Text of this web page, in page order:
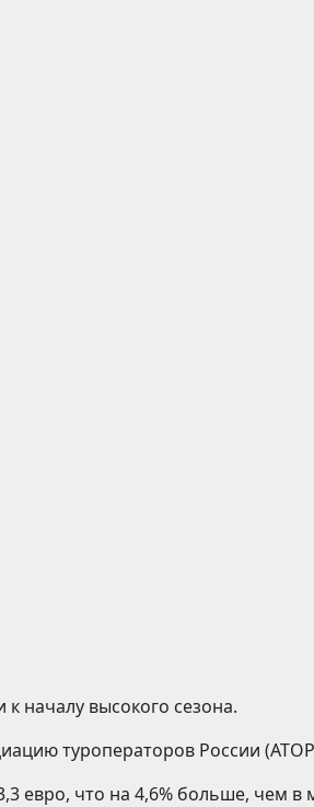
началу высокого сезона.
туроператоров России
евро, что на 4,6% больше, чем в